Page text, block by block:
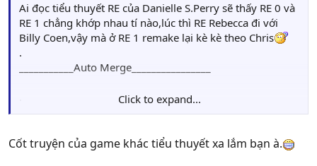
Ai đọc tiểu thuyết RE của Danielle S.Perry sẽ thấy RE 0 và
RE 1 chẳng khớp nhau tí nào,lúc thì RE Rebecca đi với
Billy Coen,vậy mà ở RE 1 remake lại kè kè theo Chris
.
___________Auto Merge________________
Nhưng cũng có thể là Wesker sẽ dùng Steve để dụ Claire
Click to expand...
Cốt truyện của game khác tiểu thuyết xa lắm bạn à.